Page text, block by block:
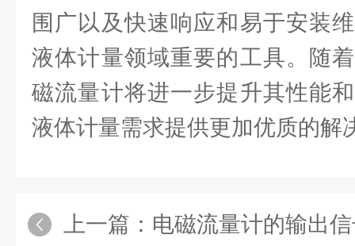
围广以及快速响应和易于安装
液体计量领域重要的工具。随
磁流量计将进一步提升其性能
液体计量需求提供更加优质的解
上一篇： 电磁流量计的输出